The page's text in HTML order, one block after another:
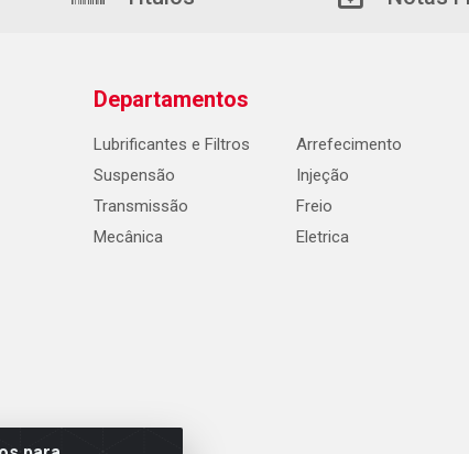
Departamentos
Lubrificantes e Filtros
Suspensão
Transmissão
Mecânica
Arrefecimento
Injeção
Freio
Eletrica